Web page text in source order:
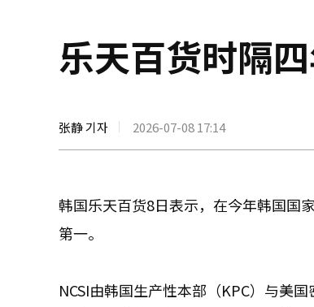
乐天百货时隔
张静 기자 2026-07-08 17:14
韩国乐天百货8日表示，在今年韩国国
第一。
NCSI由韩国生产性本部（KPC）与美